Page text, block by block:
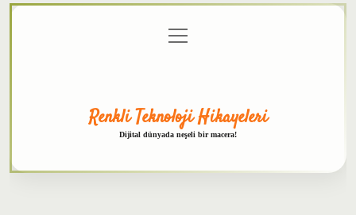
menüyü
aç
Renkli Teknoloji Hikayeleri
Dijital dünyada neşeli bir macera!